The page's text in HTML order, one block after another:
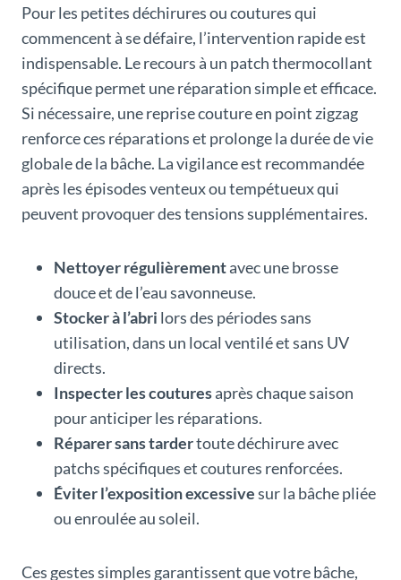
Pour les petites déchirures ou coutures qui
commencent à se défaire, l’intervention rapide est
indispensable. Le recours à un patch thermocollant
spécifique permet une réparation simple et efficace.
Si nécessaire, une reprise couture en point zigzag
renforce ces réparations et prolonge la durée de vie
globale de la bâche. La vigilance est recommandée
après les épisodes venteux ou tempétueux qui
peuvent provoquer des tensions supplémentaires.
Nettoyer régulièrementavec une brosse
douce et de l’eau savonneuse.
Stocker à l’abri lors des périodes sans
utilisation, dans un local ventilé et sans UV
directs.
Inspecter les couturesaprès chaque saison
pour anticiper les réparations.
Réparer sans tardertoute déchirure avec
patchs spécifiques et coutures renforcées.
Éviter l’exposition excessivesur la bâche pliée
ou enroulée au soleil.
Ces gestes simples garantissent que votre bâche,